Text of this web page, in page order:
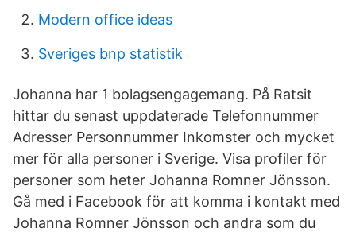
Modern office ideas
Sveriges bnp statistik
Johanna har 1 bolagsengagemang. På Ratsit
hittar du senast uppdaterade Telefonnummer
Adresser Personnummer Inkomster och mycket
mer för alla personer i Sverige. Visa profiler för
personer som heter Johanna Romner Jönsson.
Gå med i Facebook för att komma i kontakt med
Johanna Romner Jönsson och andra som du